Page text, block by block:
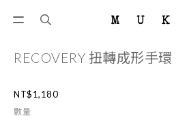
RECOVERY 扭轉成形手環
NT$1,180
數量